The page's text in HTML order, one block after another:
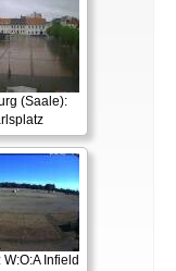
(Saale):
Infield